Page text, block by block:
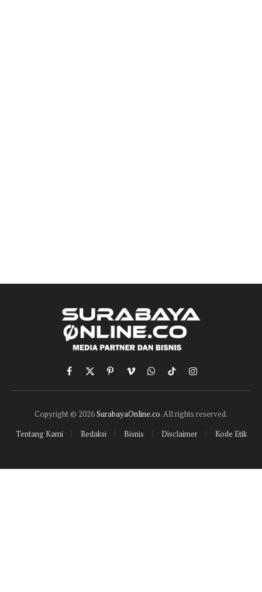
Facebook
X
(Twitter)
PinterestVimeoWhatsApp
TikTokInstagram
Copyright © 2026SurabayaOnline.co. All rights reserved.
Tentang Kami
Redaksi Bisnis Disclaimer Kode Etik